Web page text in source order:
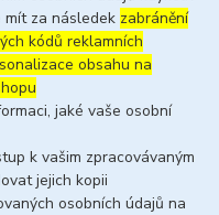
za následek zabránění
kódů reklamních
obsahu na
jaké vaše osobní
k vašim zpracovávaným
jejich kopii
osobních údajů na